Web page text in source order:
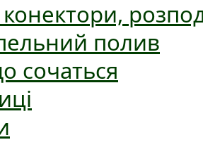
полив
сочаться